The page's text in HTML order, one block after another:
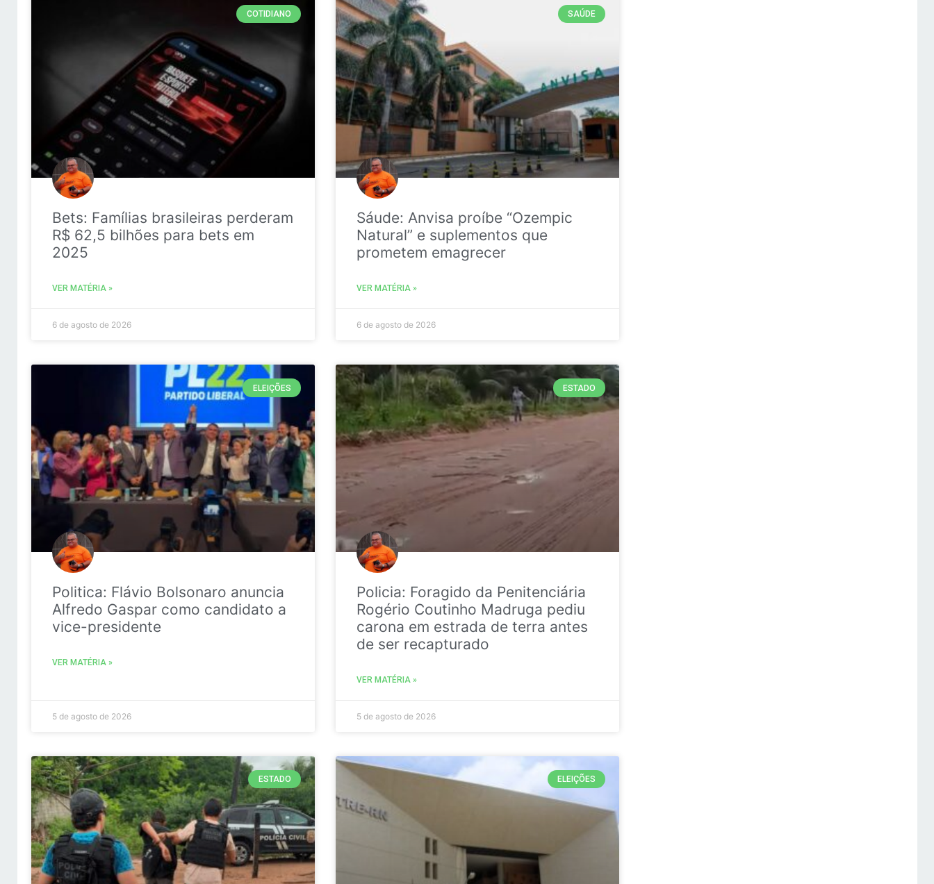
COTIDIANO
Bets: Famílias brasileiras perderam
R$ 62,5 bilhões para bets em
2025
VER MATÉRIA »
6 de agosto de 2026
SAÚDE
Sáude: Anvisa proíbe “Ozempic
Natural” e suplementos que
prometem emagrecer
VER MATÉRIA »
6 de agosto de 2026
ELEIÇÕES
Politica: Flávio Bolsonaro anuncia
Alfredo Gaspar como candidato a
vice-presidente
VER MATÉRIA »
5 de agosto de 2026
ESTADO
Policia: Foragido da Penitenciária
Rogério Coutinho Madruga pediu
carona em estrada de terra antes
de ser recapturado
VER MATÉRIA »
5 de agosto de 2026
ESTADO ELEIÇÕES